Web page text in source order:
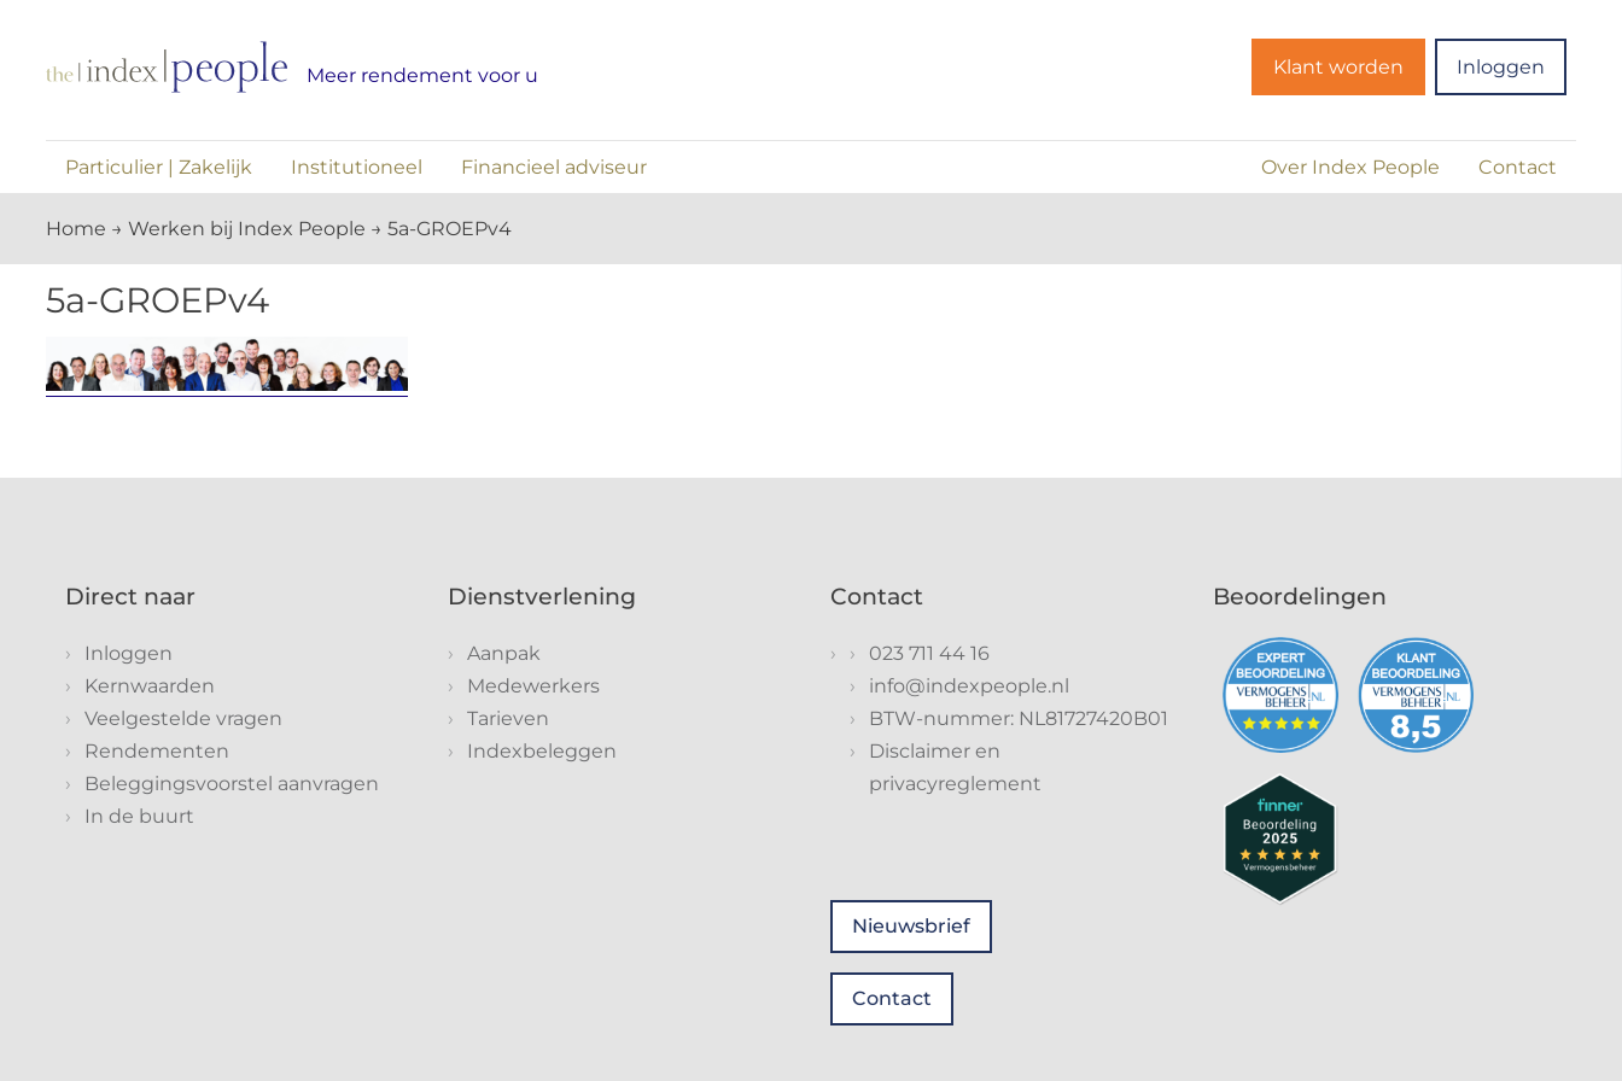
content
Meer rendement voor u Klant worden Inloggen
Particulier | Zakelijk Institutioneel Financieel adviseur Over Index People Contact
Home → Werken bij Index People → 5a-GROEPv4
5a-GROEPv4
Direct naar
Inloggen
Kernwaarden
Veelgestelde vragen
Rendementen
Beleggingsvoorstel aanvragen
In de buurt
Dienstverlening
Aanpak
Medewerkers
Tarieven
Indexbeleggen
Contact
023 711 44 16
info@indexpeople.nl
BTW-nummer: NL81727420B01
Disclaimer en
privacyreglement
Nieuwsbrief
Contact
Beoordelingen